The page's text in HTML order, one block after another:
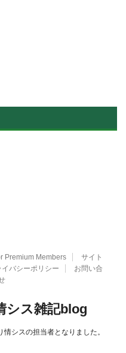
Premium Members
サイト
イバシーポリシー
お問い合
シス雑記blog
シスの担当者となりました。